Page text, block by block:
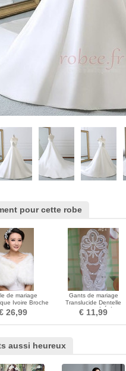
pour cette robe
de mariage
Ivoire Broche
en cristal
26,99
Gants de mariage
Translucide Dentelle
Longue Pailleté Été Sexy
€ 11,99
aussi heureux